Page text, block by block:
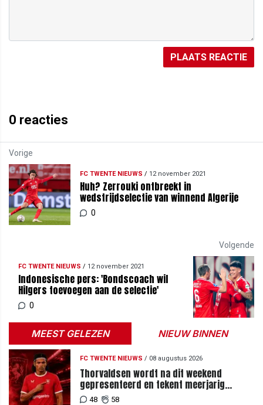
PLAATS REACTIE
0 reacties
Vorige
FC TWENTE NIEUWS / 12 november 2021
Huh? Zerrouki ontbreekt in
wedstrijdselectie van winnend Algerije
0
Volgende
FC TWENTE NIEUWS / 12 november 2021
Indonesische pers: 'Bondscoach wil
Hilgers toevoegen aan de selectie'
0
MEEST GELEZEN NIEUW BINNEN
FC TWENTE NIEUWS / 08 augustus 2026
Thorvaldsen wordt na dit weekend
gepresenteerd en tekent meerjarig
contract bij FC Twente
48 58